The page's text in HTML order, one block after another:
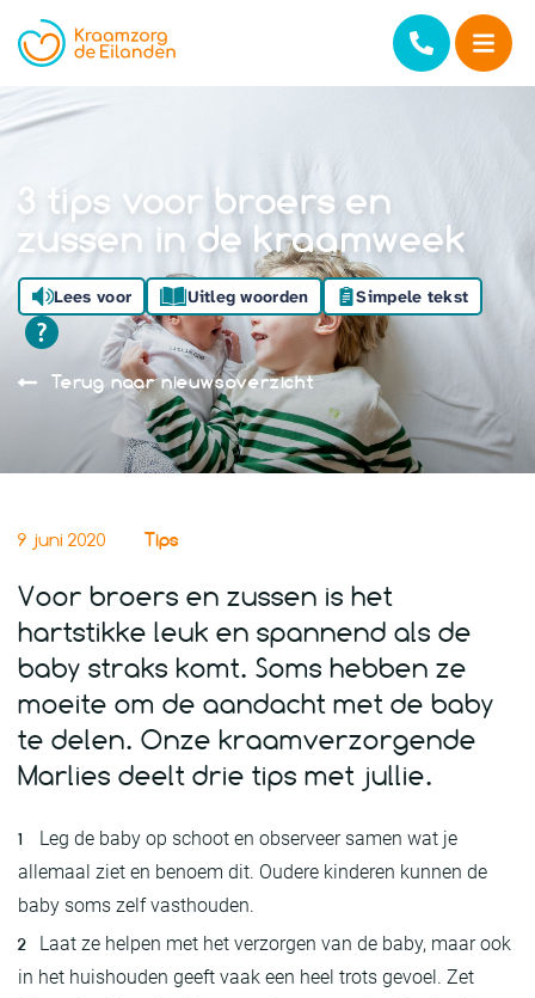
3 tips voor broers en
zussen in de kraamweek
Lees voor Uitleg woorden Simpele tekst
Terug naar nieuwsoverzicht
9 juni 2020 Tips
Voor broers en zussen is het
hartstikke leuk en spannend als de
baby straks komt. Soms hebben ze
moeite om de aandacht met de baby
te delen. Onze kraamverzorgende
Marlies deelt drie tips met jullie.
Leg de baby op schoot en observeer samen wat je
allemaal ziet en benoem dit. Oudere kinderen kunnen de
baby soms zelf vasthouden.
Laat ze helpen met het verzorgen van de baby, maar ook
in het huishouden geeft vaak een heel trots gevoel. Zet